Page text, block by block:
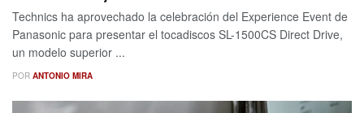
Technics ha aprovechado la celebración del Experience Event de
Panasonic para presentar el tocadiscos SL-1500CS Direct Drive,
un modelo superior ...
POR ANTONIO MIRA